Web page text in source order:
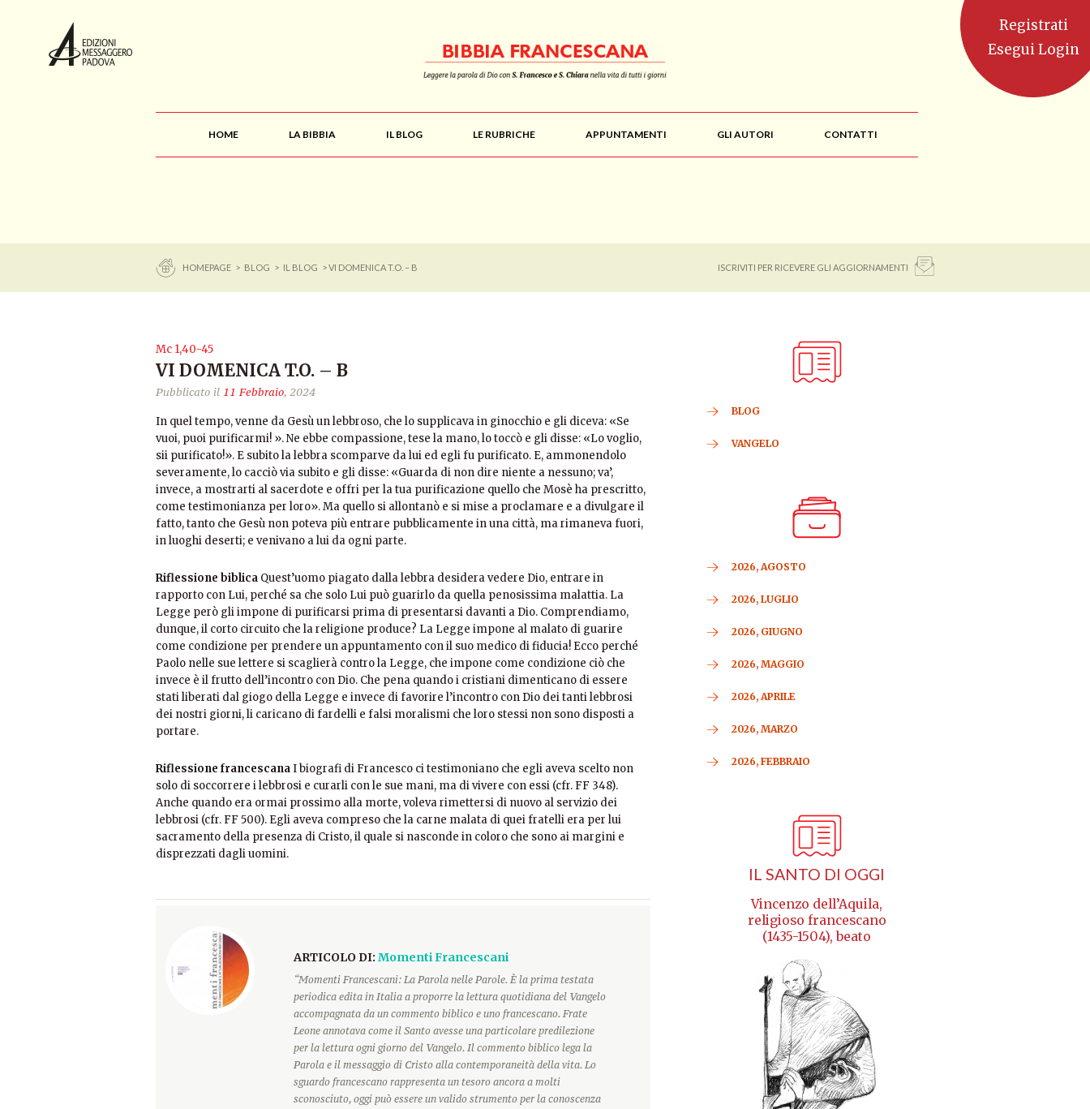
HOME LA BIBBIA IL BLOG LE RUBRICHE APPUNTAMENTI GLI AUTORI CONTATTI
HOMEPAGE > BLOG > IL BLOG > VI DOMENICA T.O. – B ISCRIVITI PER RICEVERE GLI AGGIORNAMENTI
Mc 1,40-45
VI DOMENICA T.O. – B
Pubblicato il 11 Febbraio, 2024
In quel tempo, venne da Gesù un lebbroso, che lo supplicava in ginocchio e gli diceva: «Se
vuoi, puoi purificarmi! ». Ne ebbe compassione, tese la mano, lo toccò e gli disse: «Lo voglio,
sii purificato!». E subito la lebbra scomparve da lui ed egli fu purificato. E, ammonendolo
severamente, lo cacciò via subito e gli disse: «Guarda di non dire niente a nessuno; va’,
invece, a mostrarti al sacerdote e offri per la tua purificazione quello che Mosè ha prescritto,
come testimonianza per loro». Ma quello si allontanò e si mise a proclamare e a divulgare il
fatto, tanto che Gesù non poteva più entrare pubblicamente in una città, ma rimaneva fuori,
in luoghi deserti; e venivano a lui da ogni parte.
Riflessione biblica Quest’uomo piagato dalla lebbra desidera vedere Dio, entrare in
rapporto con Lui, perché sa che solo Lui può guarirlo da quella penosissima malattia. La
Legge però gli impone di purificarsi prima di presentarsi davanti a Dio. Comprendiamo,
dunque, il corto circuito che la religione produce? La Legge impone al malato di guarire
come condizione per prendere un appuntamento con il suo medico di fiducia! Ecco perché
Paolo nelle sue lettere si scaglierà contro la Legge, che impone come condizione ciò che
invece è il frutto dell’incontro con Dio. Che pena quando i cristiani dimenticano di essere
stati liberati dal giogo della Legge e invece di favorire l’incontro con Dio dei tanti lebbrosi
dei nostri giorni, li caricano di fardelli e falsi moralismi che loro stessi non sono disposti a
portare.
Riflessione francescanaI biografi di Francesco ci testimoniano che egli aveva scelto non
solo di soccorrere i lebbrosi e curarli con le sue mani, ma di vivere con essi (cfr. FF 348).
Anche quando era ormai prossimo alla morte, voleva rimettersi di nuovo al servizio dei
lebbrosi (cfr. FF 500). Egli aveva compreso che la carne malata di quei fratelli era per lui
sacramento della presenza di Cristo, il quale si nasconde in coloro che sono ai margini e
disprezzati dagli uomini.
ARTICOLO DI: Momenti Francescani
“Momenti Francescani: La Parola nelle Parole. È la prima testata
periodica edita in Italia a proporre la lettura quotidiana del Vangelo
accompagnata da un commento biblico e uno francescano. Frate
Leone annotava come il Santo avesse una particolare predilezione
per la lettura ogni giorno del Vangelo. Il commento biblico lega la
Parola e il messaggio di Cristo alla contemporaneità della vita. Lo
sguardo francescano rappresenta un tesoro ancora a molti
sconosciuto, oggi può essere un valido strumento per la conoscenza
BLOG
VANGELO
2026, AGOSTO
2026, LUGLIO
2026, GIUGNO
2026, MAGGIO
2026, APRILE
2026, MARZO
2026, FEBBRAIO
IL SANTO DI OGGI
Vincenzo dell’Aquila,
religioso francescano
(1435-1504), beato
Registrati
Esegui Login